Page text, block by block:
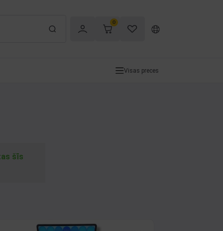
0
Visas preces
šīs